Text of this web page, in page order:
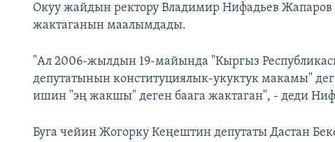
Окуу жайдын ректору Владимир Нифадьев
жактаганын маалымдады.
"Ал 2006-жылдын 19-майында "Кыргыз
депутатынын конституциялык-укуктук макамы"
ишин "эң жакшы" деген баага жактаган", - деди
Буга чейин Жогорку Кеңештин депутаты Дастан